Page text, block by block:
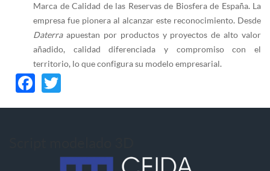
Marca de Calidad de las Reservas de Biosfera de España. La
empresa fue pionera al alcanzar este reconocimiento. Desde
Daterra apuestan por productos y proyectos de alto valor
añadido, calidad diferenciada y compromiso con el
territorio, lo que configura su modelo empresarial.
Facebook